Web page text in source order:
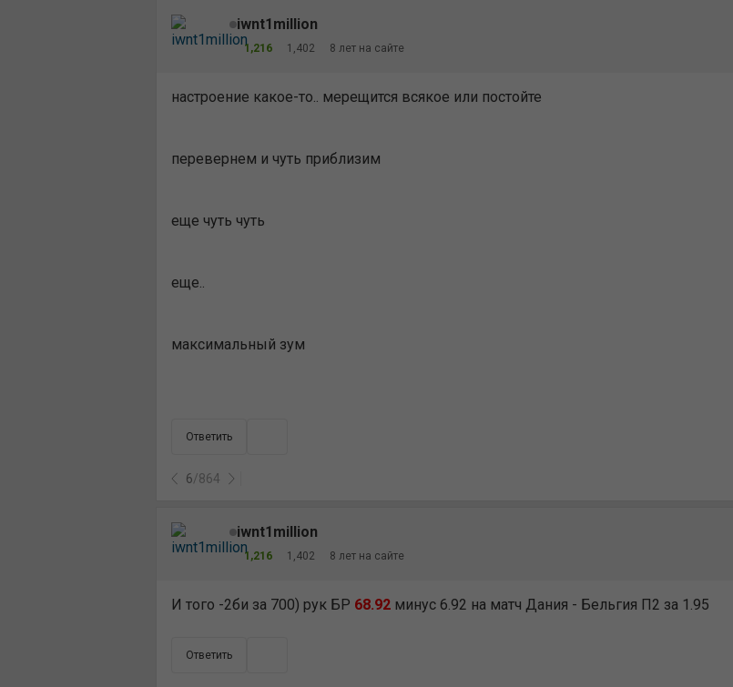
iwnt1million
1,216 1,402 8 лет на сайте
настроение какое-то.. мерещится всякое или постойте
перевернем и чуть приблизим
еще чуть чуть
еще..
максимальный зум
Ответить
6/864
iwnt1million
1,216 1,402 8 лет на сайте
И того -2би за 700) рук БР 68.92 минус 6.92 на матч Дания - Бельгия П2 за 1.95
Ответить